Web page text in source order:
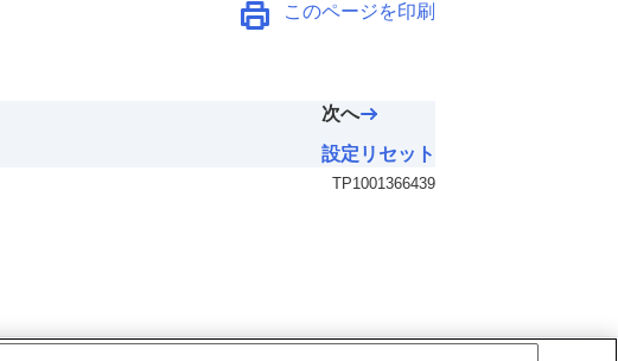
このページを印刷
次へ
設定リセット
TP1001366439